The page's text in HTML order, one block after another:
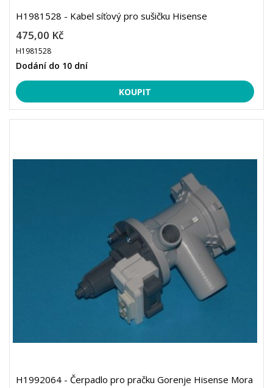
H1981528 - Kabel síťový pro sušičku Hisense
475,00 Kč
H1981528
Dodání do 10 dní
H1992064 - Čerpadlo pro pračku Gorenje Hisense Mora